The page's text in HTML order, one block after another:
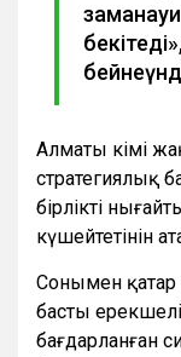
Алматы әкімі
стратегиялық
бірлікті
күшейтетінін
Сонымен
басты
бағдарланған